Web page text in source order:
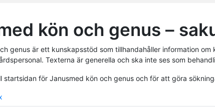
kön och genus –
genus är ett kunskapsstöd som tillhandahåller information
Texterna är generella och ska inte ses som
startsidan för Janusmed kön och genus och för att göra